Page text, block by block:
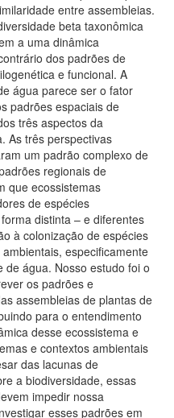
entre assembleias.
beta taxonômica
a uma dinâmica
dos padrões de
e funcional. A
água parece ser o fator
padrões espaciais de
três aspectos da
As três perspectivas
um padrão complexo de
regionais de
que ecossistemas
de espécies
distinta – e diferentes
à colonização de espécies
especificamente
de água. Nosso estudo foi o
os padrões e
assembleias de plantas de
para o entendimento
desse ecossistema e
e contextos ambientais
das lacunas de
a biodiversidade, essas
impedir nossa
esses padrões em